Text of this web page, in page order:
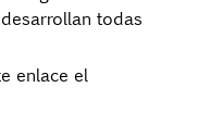
todas
enlace el